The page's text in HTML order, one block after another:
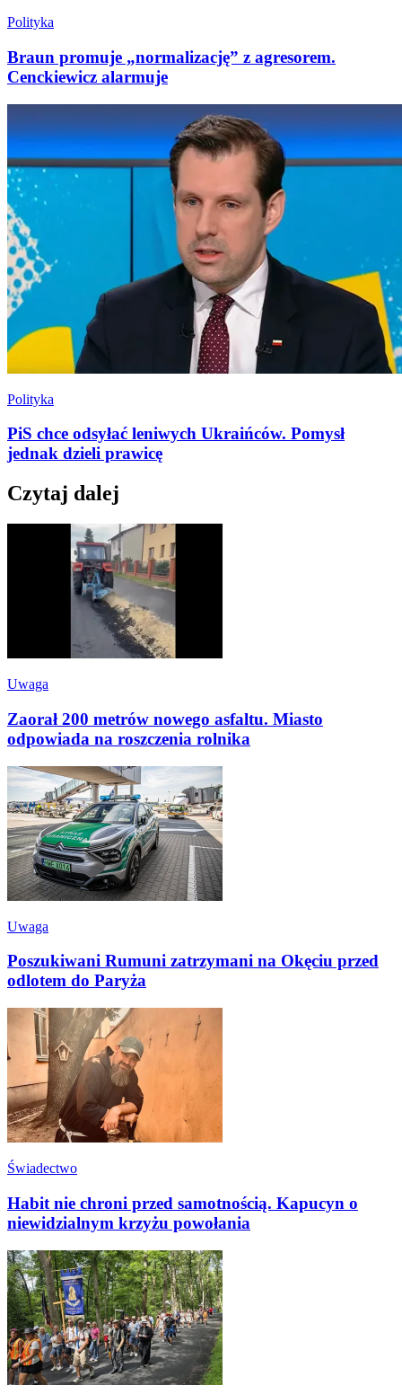
Polityka
Braun promuje „normalizację” z agresorem.
Cenckiewicz alarmuje
Polityka
PiS chce odsyłać leniwych Ukraińców. Pomysł
jednak dzieli prawicę
Czytaj dalej
Uwaga
Zaorał 200 metrów nowego asfaltu. Miasto
odpowiada na roszczenia rolnika
Uwaga
Poszukiwani Rumuni zatrzymani na Okęciu przed
odlotem do Paryża
Świadectwo
Habit nie chroni przed samotnością. Kapucyn o
niewidzialnym krzyżu powołania